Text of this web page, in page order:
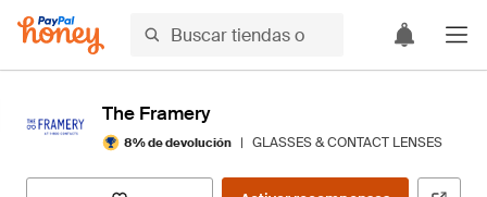
The Framery
8% de devolución | GLASSES & CONTACT LENSES